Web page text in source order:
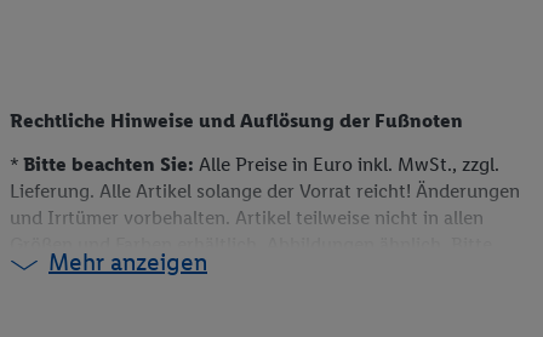
Rechtliche Hinweise und Auflösung der Fußnoten
* Bitte beachten Sie: Alle Preise in Euro inkl. MwSt., zzgl.
Lieferung. Alle Artikel solange der Vorrat reicht! Änderungen
und Irrtümer vorbehalten. Artikel teilweise nicht in allen
beachten Sie, dass wir nur Bestellungen von Kunden mit einer
Mehr anzeigen